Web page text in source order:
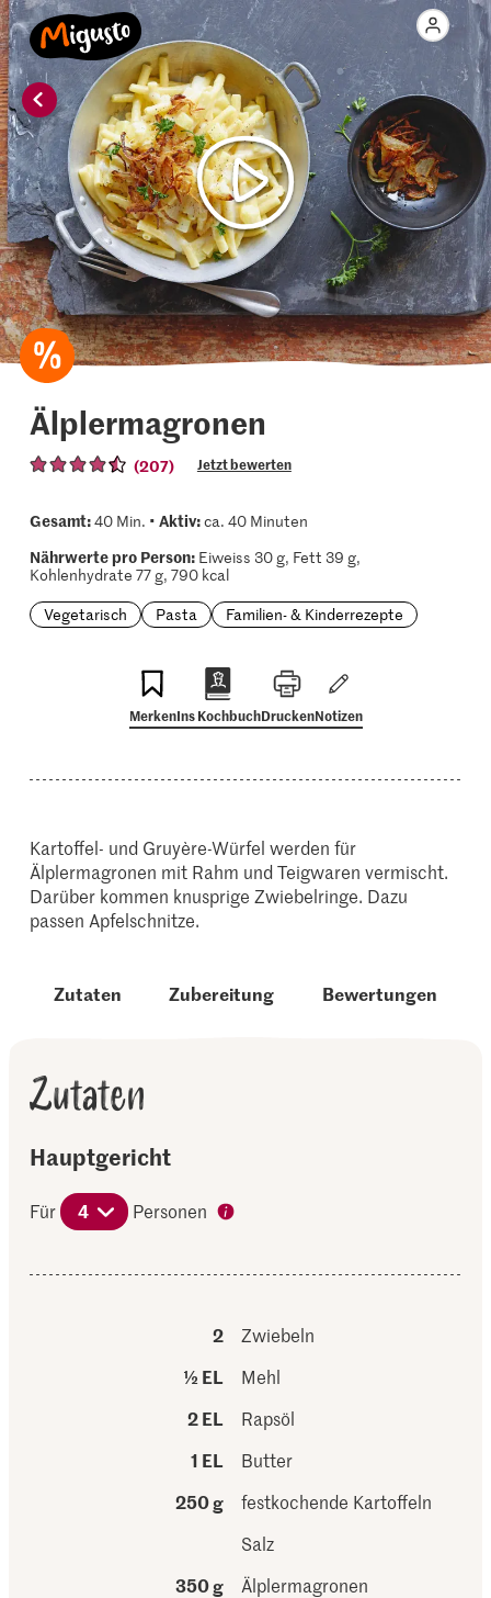
Älplermagronen
(207) Jetzt bewerten
Gesamt:40 Min. • Aktiv:ca. 40 Minuten
Nährwerte pro Person:Eiweiss 30 g, Fett 39 g,
Kohlenhydrate 77 g, 790 kcal
Vegetarisch
Pasta Familien- & Kinderrezepte
MerkenIns KochbuchDruckenNotizen
Kartoffel- und Gruyère-Würfel werden für
Älplermagronen mit Rahm und Teigwaren vermischt.
Darüber kommen knusprige Zwiebelringe. Dazu
passen Apfelschnitze.
Zutaten Zubereitung Bewertungen
Zutaten
Hauptgericht
Für 4 Personen
2
Zwiebeln
½ EL
Mehl
2 EL
Rapsöl
1 EL
Butter
250 g
festkochende Kartoffeln
Salz
350 g
Älplermagronen